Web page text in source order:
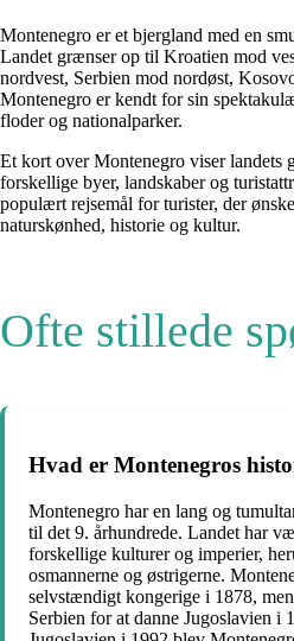
Montenegro er et bjergland med en
Landet grænser op til Kroatien mod
nordvest, Serbien mod nordøst,
Montenegro er kendt for sin
floder og nationalparker.
Et kort over Montenegro viser landets
forskellige byer, landskaber og
populært rejsemål for turister, der
naturskønhed, historie og kultur.
Ofte stillede
Hvad er Montenegros
Montenegro har en lang og
til det 9. århundrede. Landet har
forskellige kulturer og imperier,
osmannerne og østrigerne.
selvstændigt kongerige i 1878,
Serbien for at danne Jugoslavien i